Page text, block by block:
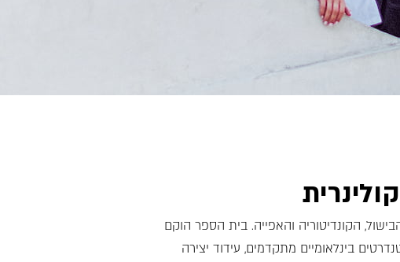
הקונדיטוריה והאפייה. בית הספר הוקם
בינלאומיים מתקדמים, עידוד יצירה